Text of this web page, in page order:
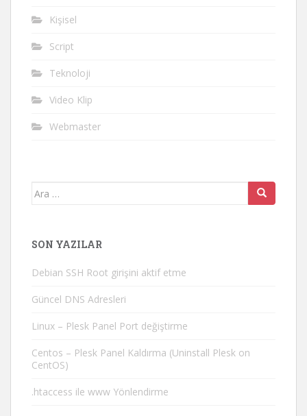
Kişisel
Script
Teknoloji
Video Klip
Webmaster
Arama
SON YAZILAR
Debian SSH Root girişini aktif etme
Güncel DNS Adresleri
Linux – Plesk Panel Port değiştirme
Centos – Plesk Panel Kaldırma (Uninstall Plesk on
CentOS)
.htaccess ile www Yönlendirme